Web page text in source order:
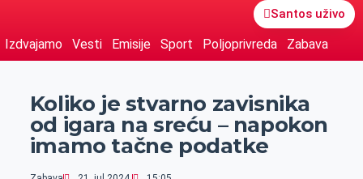
Santos uživo
Izdvajamo Vesti Emisije Sport Poljoprivreda Zabava
Koliko je stvarno zavisnika
od igara na sreću – napokon
imamo tačne podatke